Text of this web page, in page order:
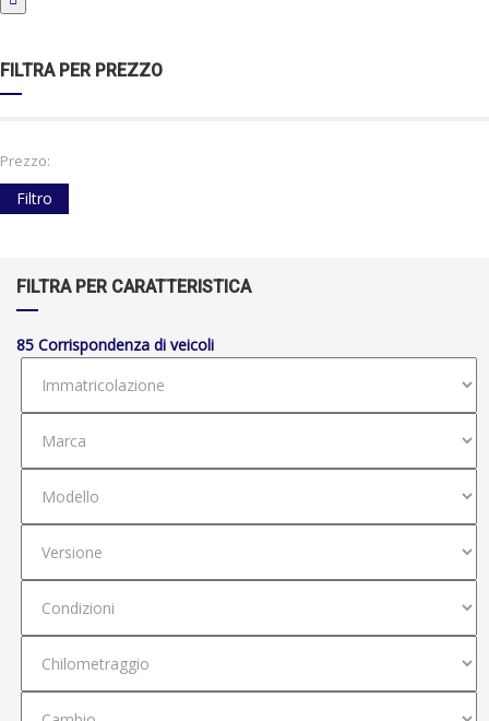
FILTRA PER PREZZO
Prezzo:
Filtro
FILTRA PER CARATTERISTICA
85 Corrispondenza di veicoli